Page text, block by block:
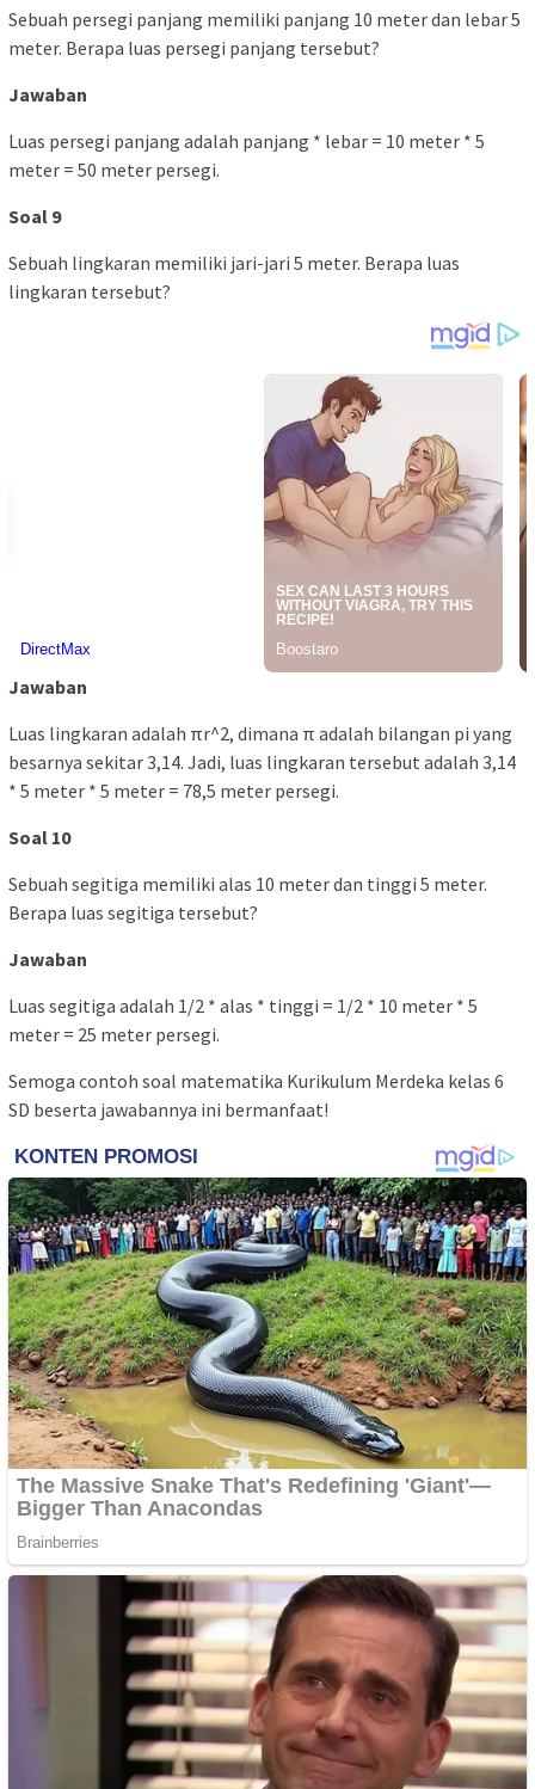
Sebuah persegi panjang memiliki panjang 10 meter dan lebar 5
meter. Berapa luas persegi panjang tersebut?
Jawaban
Luas persegi panjang adalah panjang * lebar = 10 meter * 5
meter = 50 meter persegi.
Soal 9
Sebuah lingkaran memiliki jari-jari 5 meter. Berapa luas
lingkaran tersebut?
Jawaban
Luas lingkaran adalah πr^2, dimana π adalah bilangan pi yang
besarnya sekitar 3,14. Jadi, luas lingkaran tersebut adalah 3,14
* 5 meter * 5 meter = 78,5 meter persegi.
Soal 10
Sebuah segitiga memiliki alas 10 meter dan tinggi 5 meter.
Berapa luas segitiga tersebut?
Jawaban
Luas segitiga adalah 1/2 * alas * tinggi = 1/2 * 10 meter * 5
meter = 25 meter persegi.
Semoga contoh soal matematika Kurikulum Merdeka kelas 6
SD beserta jawabannya ini bermanfaat!